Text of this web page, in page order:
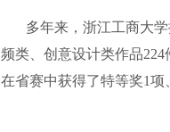
多年来，浙江工商大
频类、创意设计类作品224
在省赛中获得了特等奖1项